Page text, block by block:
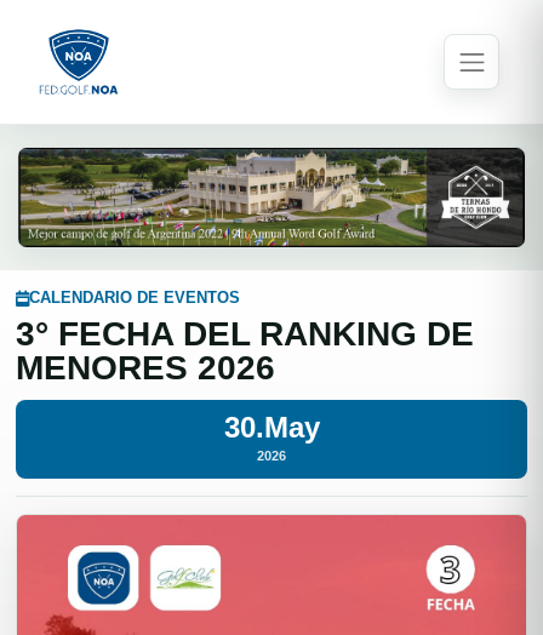
CALENDARIO DE EVENTOS
3° FECHA DEL RANKING DE
MENORES 2026
30.May
2026